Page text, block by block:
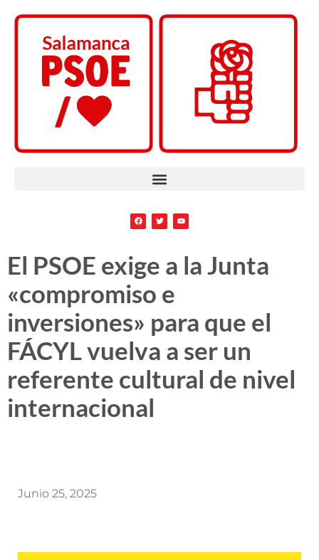
El PSOE exige a la Junta
«compromiso e
inversiones» para que el
FÁCYL vuelva a ser un
referente cultural de nivel
internacional
Junio 25, 2025